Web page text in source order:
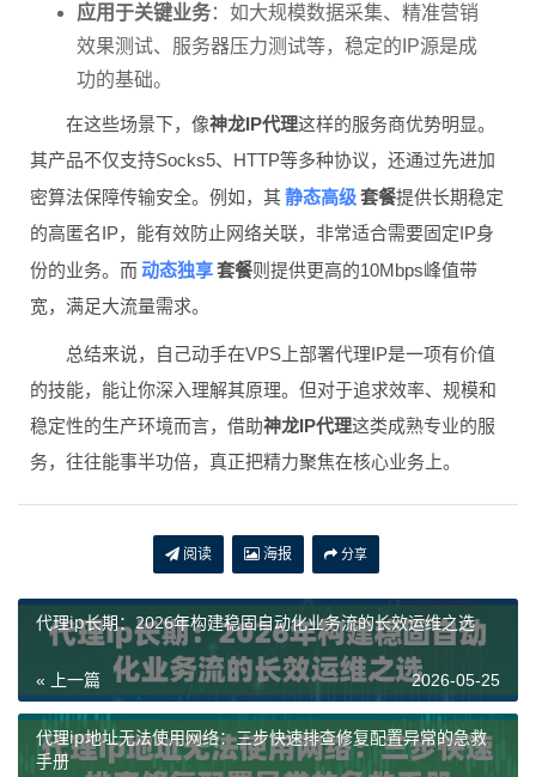
应用于关键业务：如大规模数据采集、精准营销
效果测试、服务器压力测试等，稳定的IP源是成
功的基础。
在这些场景下，像神龙IP代理这样的服务商优势明显。
其产品不仅支持Socks5、HTTP等多种协议，还通过先进加
密算法保障传输安全。例如，其静态高级套餐提供长期稳定
的高匿名IP，能有效防止网络关联，非常适合需要固定IP身
份的业务。而动态独享套餐则提供更高的10Mbps峰值带
宽，满足大流量需求。
总结来说，自己动手在VPS上部署代理IP是一项有价值
的技能，能让你深入理解其原理。但对于追求效率、规模和
稳定性的生产环境而言，借助神龙IP代理这类成熟专业的服
务，往往能事半功倍，真正把精力聚焦在核心业务上。
阅读 海报 分享
代理ip长期：2026年构建稳固自动化业务流的长效运维之选
« 上一篇 2026-05-25
代理ip地址无法使用网络：三步快速排查修复配置异常的急救
手册